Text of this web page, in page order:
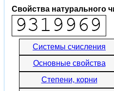
Свойства натурального
Системы счисления
Основные свойства
Степени, корни